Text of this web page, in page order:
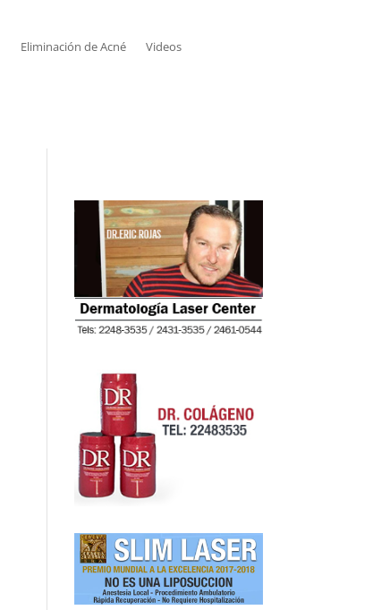
Eliminación de Acné
Videos